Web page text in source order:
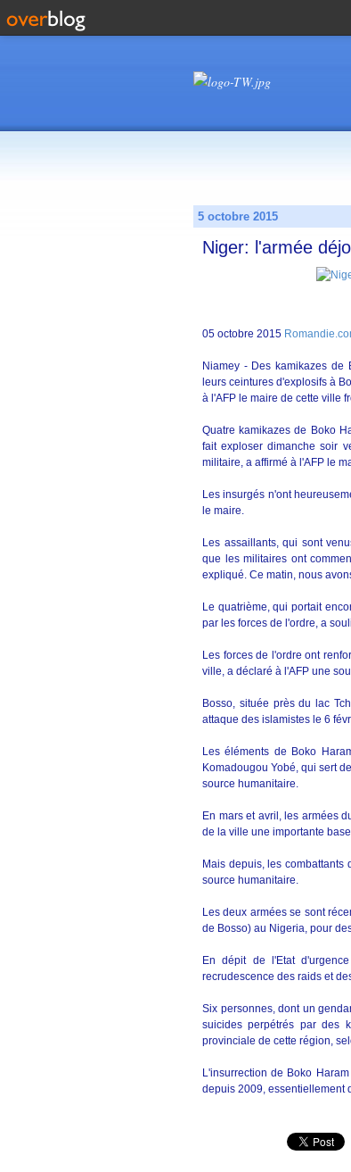
5 octobre 2015
Niger: l'armée
05 octobre 2015
Niamey - Des kamikazes de
leurs ceintures d'explosifs à
à l'AFP le maire de cette ville
Quatre kamikazes de Boko
fait exploser dimanche soir
militaire, a affirmé à l'AFP le
Les insurgés n'ont
le maire.
Les assaillants, qui sont
que les militaires ont
expliqué. Ce matin, nous
Le quatrième, qui portait
par les forces de l'ordre, a
Les forces de l'ordre ont
ville, a déclaré à l'AFP une
Bosso, située près du lac
attaque des islamistes le 6
Les éléments de Boko
Komadougou Yobé, qui sert
source humanitaire.
En mars et avril, les armées
de la ville une importante
Mais depuis, les
source humanitaire.
Les deux armées se sont
de Bosso) au Nigeria, pour
En dépit de l'Etat
recrudescence des raids et
Six personnes, dont un
suicides perpétrés par des
provinciale de cette région,
L'insurrection de Boko
depuis 2009, essentiellement